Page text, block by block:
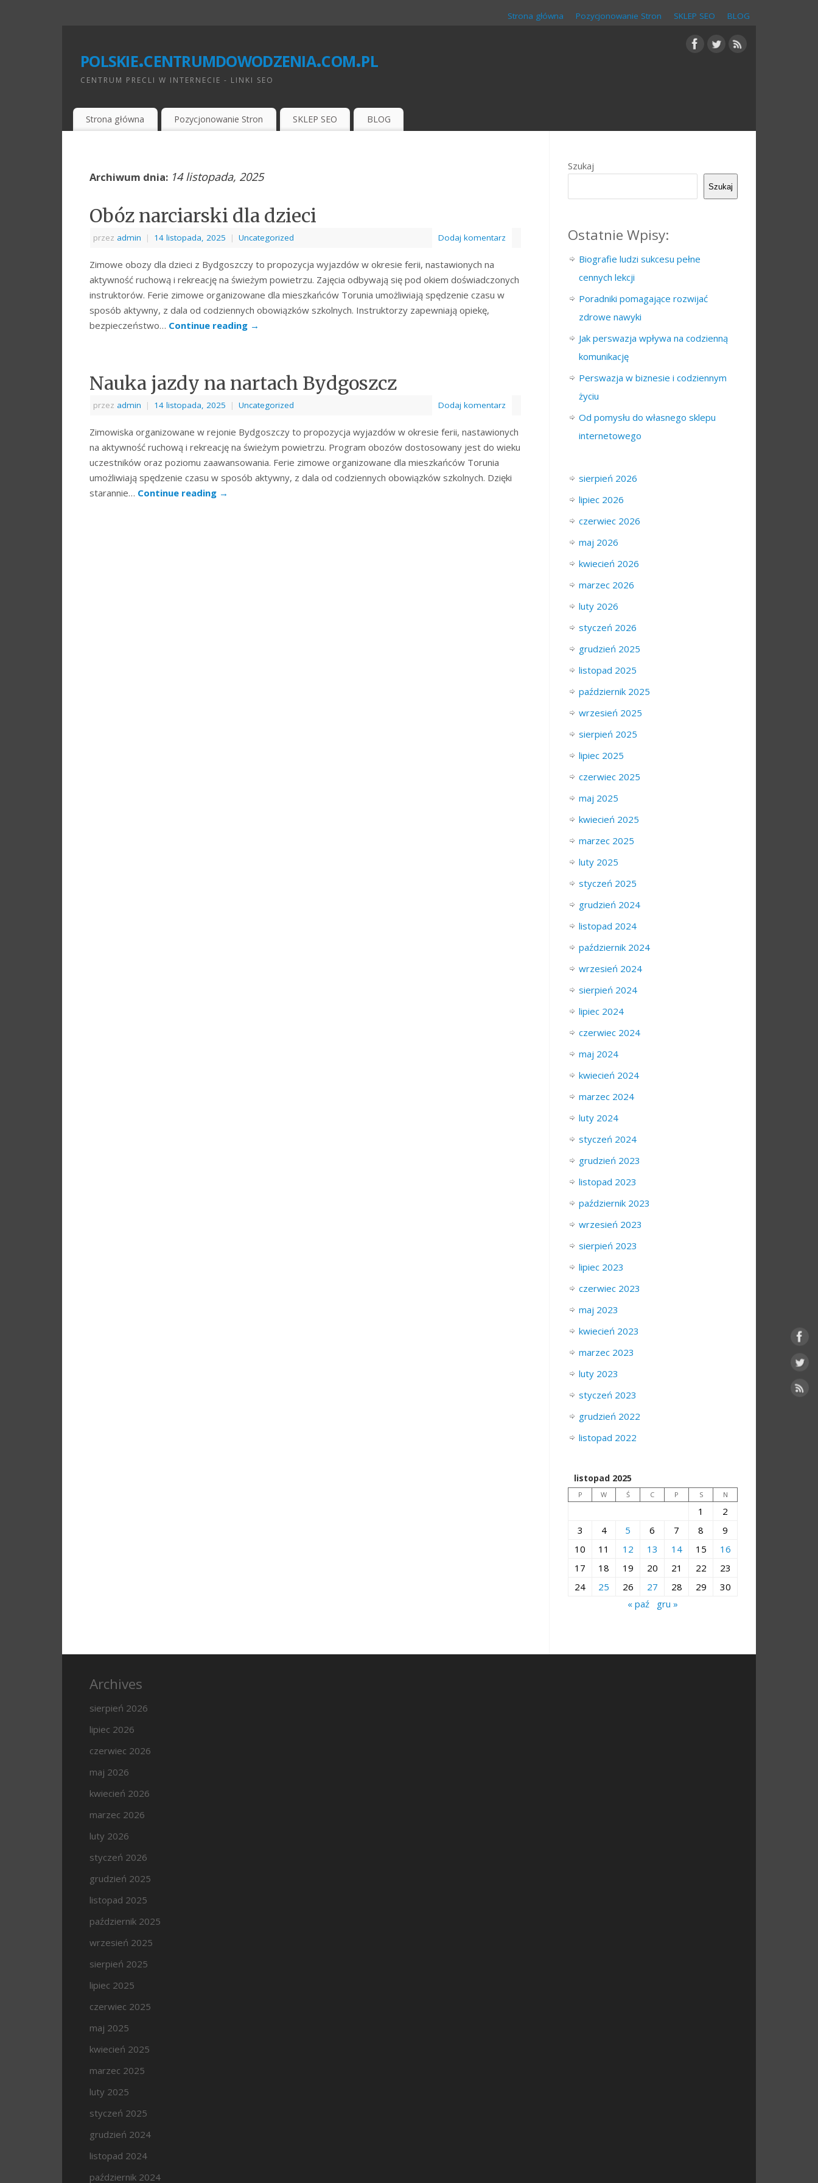
Strona główna Pozycjonowanie Stron SKLEP SEO BLOG
polskie.centrumdowodzenia.com.pl
CENTRUM PRECLI W INTERNECIE - LINKI SEO
Strona główna Pozycjonowanie Stron SKLEP SEO BLOG
Archiwum dnia: 14 listopada, 2025
Obóz narciarski dla dzieci
przez admin | 14 listopada, 2025 | Uncategorized Dodaj komentarz
Zimowe obozy dla dzieci z Bydgoszczy to propozycja wyjazdów w okresie ferii, nastawionych na
aktywność ruchową i rekreację na świeżym powietrzu. Zajęcia odbywają się pod okiem doświadczonych
instruktorów. Ferie zimowe organizowane dla mieszkańców Torunia umożliwiają spędzenie czasu w
sposób aktywny, z dala od codziennych obowiązków szkolnych. Instruktorzy zapewniają opiekę,
bezpieczeństwo… Continue reading →
Nauka jazdy na nartach Bydgoszcz
przez admin | 14 listopada, 2025 | Uncategorized Dodaj komentarz
Zimowiska organizowane w rejonie Bydgoszczy to propozycja wyjazdów w okresie ferii, nastawionych
na aktywność ruchową i rekreację na świeżym powietrzu. Program obozów dostosowany jest do wieku
uczestników oraz poziomu zaawansowania. Ferie zimowe organizowane dla mieszkańców Torunia
umożliwiają spędzenie czasu w sposób aktywny, z dala od codziennych obowiązków szkolnych. Dzięki
starannie… Continue reading →
Szukaj
Szukaj
Ostatnie Wpisy:
Biografie ludzi sukcesu pełne
cennych lekcji
Poradniki pomagające rozwijać
zdrowe nawyki
Jak perswazja wpływa na codzienną
komunikację
Perswazja w biznesie i codziennym
życiu
Od pomysłu do własnego sklepu
internetowego
sierpień 2026
lipiec 2026
czerwiec 2026
maj 2026
kwiecień 2026
marzec 2026
luty 2026
styczeń 2026
grudzień 2025
listopad 2025
październik 2025
wrzesień 2025
sierpień 2025
lipiec 2025
czerwiec 2025
maj 2025
kwiecień 2025
marzec 2025
luty 2025
styczeń 2025
grudzień 2024
listopad 2024
październik 2024
wrzesień 2024
sierpień 2024
lipiec 2024
czerwiec 2024
maj 2024
kwiecień 2024
marzec 2024
luty 2024
styczeń 2024
grudzień 2023
listopad 2023
październik 2023
wrzesień 2023
sierpień 2023
lipiec 2023
czerwiec 2023
maj 2023
kwiecień 2023
marzec 2023
luty 2023
styczeń 2023
grudzień 2022
listopad 2022
listopad 2025
P W Ś C P S N
1
2
3
4 5 6 7 8
9
10
11 12 13 14 15
16
17
18 19 20 21 22
23
24
25 26 27 28 29
30
« paź
gru »
Archives
sierpień 2026
lipiec 2026
czerwiec 2026
maj 2026
kwiecień 2026
marzec 2026
luty 2026
styczeń 2026
grudzień 2025
listopad 2025
październik 2025
wrzesień 2025
sierpień 2025
lipiec 2025
czerwiec 2025
maj 2025
kwiecień 2025
marzec 2025
luty 2025
styczeń 2025
grudzień 2024
listopad 2024
październik 2024